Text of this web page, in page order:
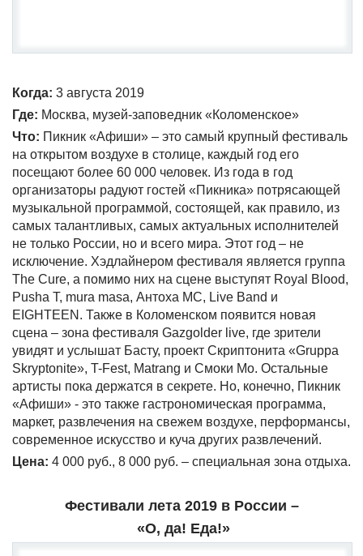
Когда: 3 августа 2019
Где: Москва, музей-заповедник «Коломенское»
Что: Пикник «Афиши» – это самый крупный фестиваль
на открытом воздухе в столице, каждый год его
посещают более 60 000 человек. Из года в год
организаторы радуют гостей «Пикника» потрясающей
музыкальной программой, состоящей, как правило, из
самых талантливых, самых актуальных исполнителей
не только России, но и всего мира. Этот год – не
исключение. Хэдлайнером фестиваля является группа
The Cure, а помимо них на сцене выступят Royal Blood,
Pusha T, mura masa, Антоха МС, Live Band и
EIGHTEEN. Также в Коломенском появится новая
сцена – зона фестиваля Gazgolder live, где зрители
увидят и услышат Басту, проект Скриптонита «Gruppa
Skryptonite», T-Fest, Matrang и Смоки Мо. Остальные
артисты пока держатся в секрете. Но, конечно, Пикник
«Афиши» - это также гастрономическая программа,
маркет, развлечения на свежем воздухе, перформансы,
современное искусство и куча других развлечений.
Цена: 4 000 руб., 8 000 руб. – специальная зона отдыха.
Фестивали лета 2019 в России –
«О, да! Еда!»